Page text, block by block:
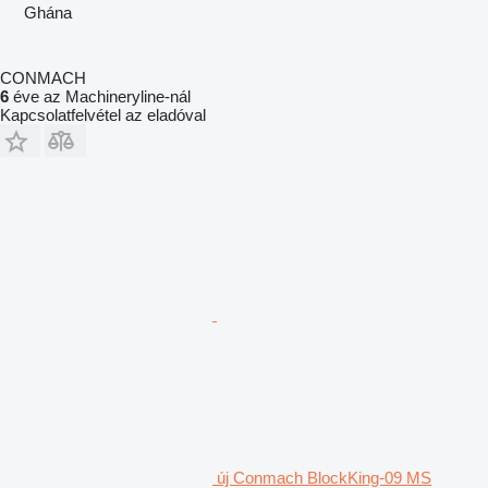
Ghána
CONMACH
6 éve az Machineryline-nál
Kapcsolatfelvétel az eladóval
új Conmach BlockKing-09 MS